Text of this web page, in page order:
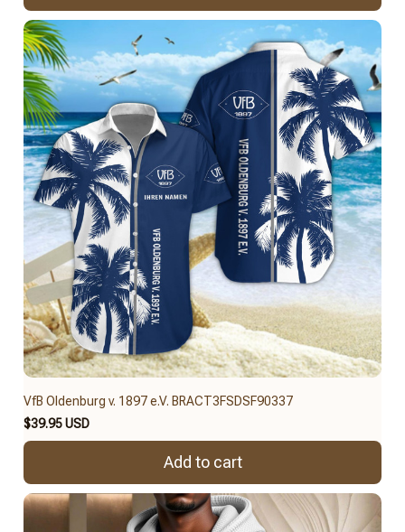
VfB Oldenburg v. 1897 e.V. BRACT3FSDSF90337
$39.95 USD
Add to cart